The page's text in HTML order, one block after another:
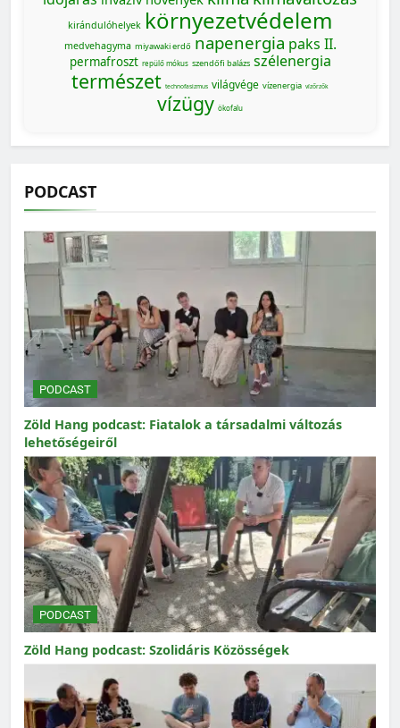
kirándulóhelyek környezetvédelem
medvehagyma miyawaki erdő napenergia paks II.
permafroszt repülő mókus szendőfi balázs szélenergia
természet technofasizmus világvége vízenergia vízőrzők
vízügy ökofalu
PODCAST
PODCAST
Zöld Hang podcast: Fiatalok a társadalmi változás
lehetőségeiről
PODCAST
Zöld Hang podcast: Szolidáris Közösségek